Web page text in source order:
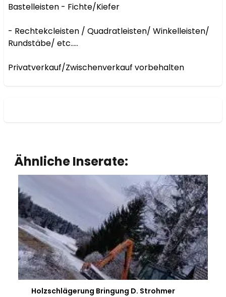
Bastelleisten - Fichte/Kiefer
- Rechtekcleisten / Quadratleisten/ Winkelleisten/
Rundstäbe/ etc.....
Privatverkauf/Zwischenverkauf vorbehalten
Ähnliche Inserate:
Holzschlägerung Bringung D. Strohmer